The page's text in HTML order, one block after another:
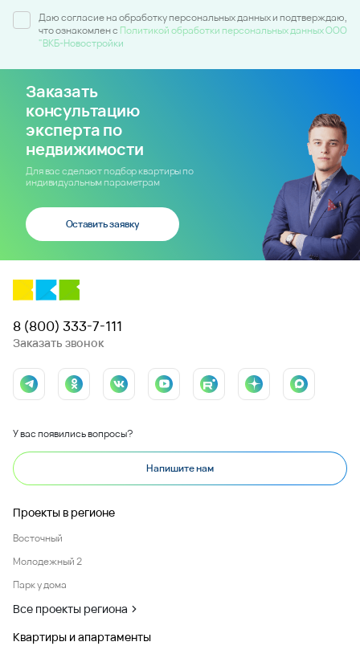
Даю согласие на обработку персональных данных и подтверждаю,
что ознакомлен c Политикой обработки персональных данных ООО
"ВКБ-Новостройки
Заказать
консультацию
эксперта по
недвижимости
Для вас сделают подбор квартиры по
индивидуальным параметрам
Оставить заявку
8 (800) 333-7-111
Заказать звонок
У вас появились вопросы?
Напишите нам
Проекты в регионе
Восточный
Молодежный 2
Парк у дома
Все проекты региона
Квартиры и апартаменты